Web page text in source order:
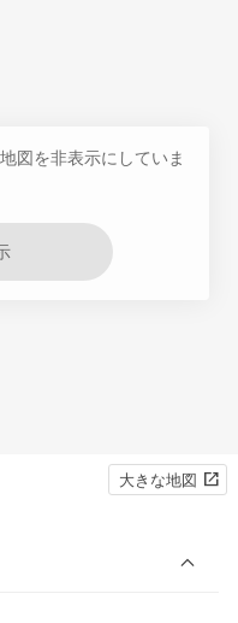
図を非表示にしていま
大きな地図